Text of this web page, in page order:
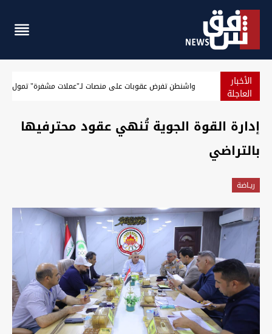
الأخبار
العاجلة واشنطن تفرض عقوبات على منصات لـ"عملات مشفرة" تمول
إدارة القوة الجوية تُنهي عقود محترفيها
بالتراضي
ريـاضة